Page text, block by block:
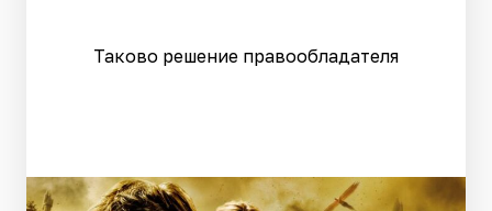
Таково решение правообладателя